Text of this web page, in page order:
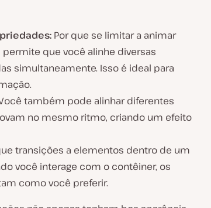
Por que se limitar a animar
permite que você alinhe diversas
simultaneamente. Isso é ideal para
também pode alinhar diferentes
no mesmo ritmo, criando um efeito
transições a elementos dentro de um
você interage com o contêiner, os
como você preferir.